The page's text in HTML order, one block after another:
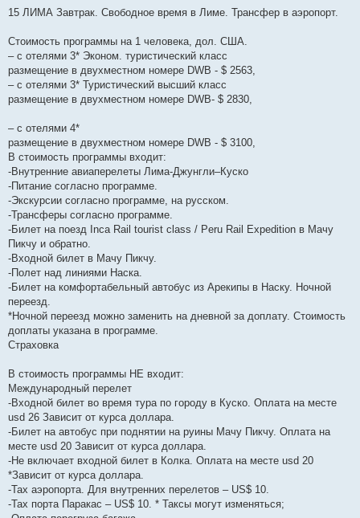
15 ЛИМА Завтрак. Свободное время в Лиме. Трансфер в аэропорт.
Стоимость программы на 1 человека, дол. США.
– с отелями 3* Эконом. туристический класс
размещение в двухместном номере DWB - $ 2563,
– с отелями 3* Туристический высший класс
размещение в двухместном номере DWB- $ 2830,
– с отелями 4*
размещение в двухместном номере DWB - $ 3100,
В стоимость программы входит:
-Внутренние авиаперелеты Лима-Джунгли–Куско
-Питание согласно программе.
-Экскурсии согласно программе, на русском.
-Трансферы согласно программе.
-Билет на поезд Inca Rail tourist class / Peru Rail Expedition в Мачу
Пикчу и обратно.
-Входной билет в Мачу Пикчу.
-Полет над линиями Наска.
-Билет на комфортабельный автобус из Арекипы в Наску. Ночной
переезд.
*Ночной переезд можно заменить на дневной за доплату. Стоимость
доплаты указана в программе.
Страховка
В стоимость программы НЕ входит:
Международный перелет
-Входной билет во время тура по городу в Куско. Оплата на месте
usd 26 Зависит от курса доллара.
-Билет на автобус при поднятии на руины Мачу Пикчу. Оплата на
месте usd 20 Зависит от курса доллара.
-Не включает входной билет в Колка. Оплата на месте usd 20
*Зависит от курса доллара.
-Тах аэропорта. Для внутренних перелетов – US$ 10.
-Тах порта Паракас – US$ 10. * Таксы могут изменяться;